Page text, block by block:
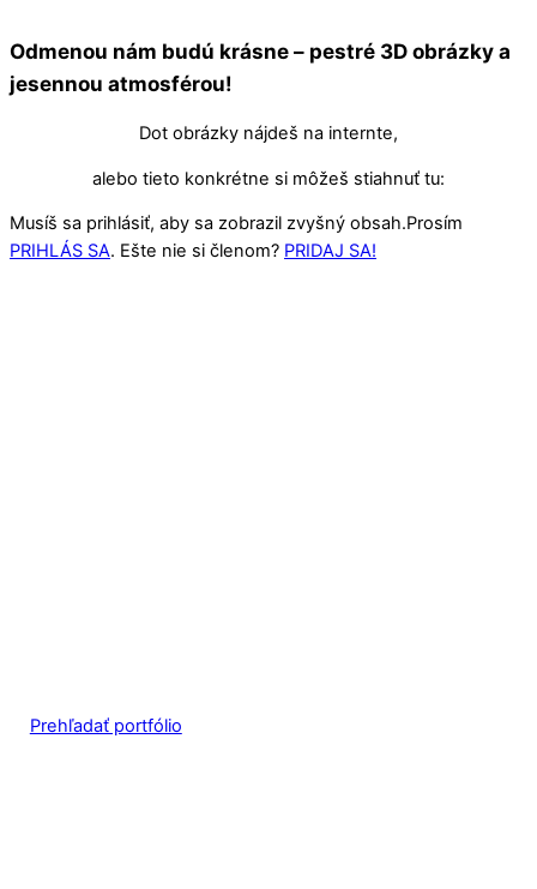
Odmenou nám budú krásne – pestré 3D obrázky a
jesennou atmosférou!
Dot obrázky nájdeš na internte,
alebo tieto konkrétne si môžeš stiahnuť tu:
Musíš sa prihlásiť, aby sa zobrazil zvyšný obsah.Prosím
PRIHLÁS SA. Ešte nie si členom? PRIDAJ SA!
Prehľadať portfólio